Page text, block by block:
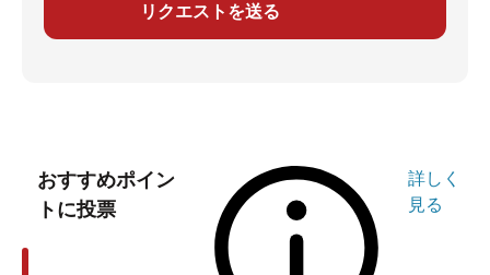
リクエストを送る
おすすめポイン
トに投票
詳しく
見る